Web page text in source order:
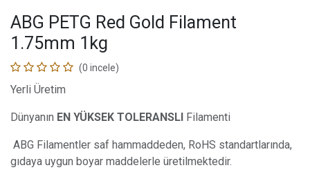
ABG PETG Red Gold Filament
1.75mm 1kg
(0 incele)
Yerli Üretim
Dünyanın EN YÜKSEK TOLERANSLI Filamenti
ABG Filamentler saf hammaddeden, RoHS standartlarında,
gıdaya uygun boyar maddelerle üretilmektedir.